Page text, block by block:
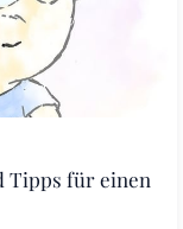
Tipps für einen